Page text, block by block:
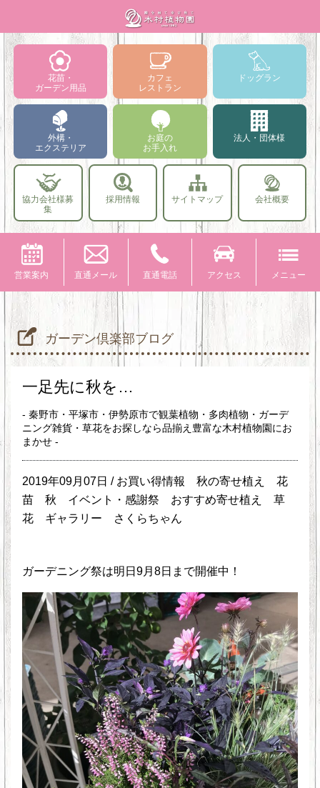
花苗・
ガーデン用品
カフェ
レストラン
ドッグラン
外構・
エクステリア
お庭の
お手入れ
法人・団体様
協力会社様募
集
採用情報 サイトマップ 会社概要
営業案内 直通メール 直通電話 アクセス メニュー
ガーデン倶楽部ブログ
一足先に秋を…
- 秦野市・平塚市・伊勢原市で観葉植物・多肉植物・ガーデ
ニング雑貨・草花をお探しなら品揃え豊富な木村植物園にお
まかせ -
2019年09月07日 / お買い得情報 秋の寄せ植え
花
苗 秋
イベント・感謝祭 おすすめ寄せ植え
草
花
ギャラリー さくらちゃん
ガーデニング祭は明日9月8日まで開催中！